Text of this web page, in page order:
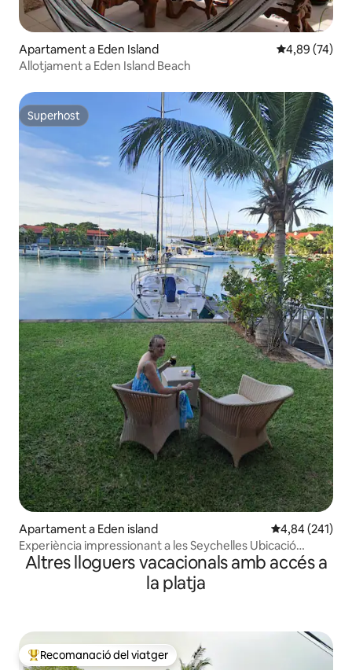
Apartament a Eden Island 4,89 de
4,89 (74)
Allotjament a Eden Island Beach
Superhost
Superhost
Apartament a Eden island 4,84 de
4,84 (241)
Experiència impressionant a les Seychelles Ubicació
fantàstica.
Altres lloguers vacacionals amb accés a
la platja
Principals recomanacions dels viatgers
Recomanació del viatger